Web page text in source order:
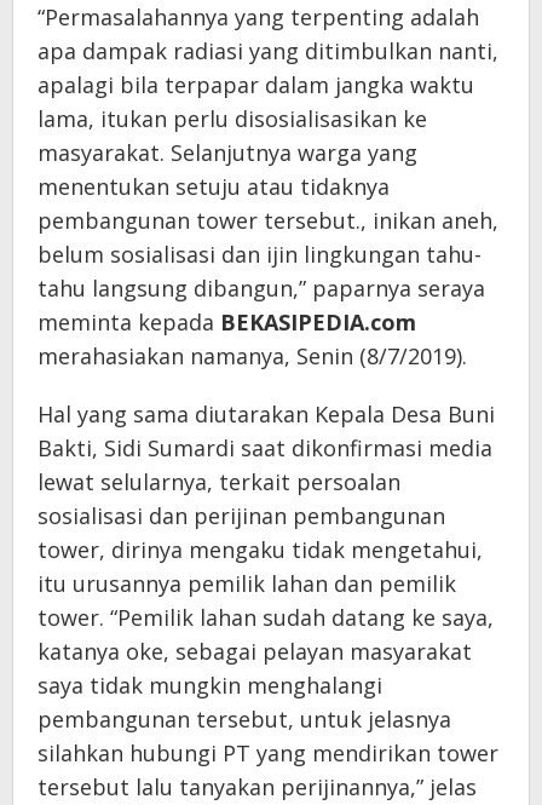
“Permasalahannya yang terpenting adalah
apa dampak radiasi yang ditimbulkan nanti,
apalagi bila terpapar dalam jangka waktu
lama, itukan perlu disosialisasikan ke
masyarakat. Selanjutnya warga yang
menentukan setuju atau tidaknya
pembangunan tower tersebut., inikan aneh,
belum sosialisasi dan ijin lingkungan tahu-
tahu langsung dibangun,” paparnya seraya
meminta kepada BEKASIPEDIA.com
merahasiakan namanya, Senin (8/7/2019).
Hal yang sama diutarakan Kepala Desa Buni
Bakti, Sidi Sumardi saat dikonfirmasi media
lewat selularnya, terkait persoalan
sosialisasi dan perijinan pembangunan
tower, dirinya mengaku tidak mengetahui,
itu urusannya pemilik lahan dan pemilik
tower. “Pemilik lahan sudah datang ke saya,
katanya oke, sebagai pelayan masyarakat
saya tidak mungkin menghalangi
pembangunan tersebut, untuk jelasnya
silahkan hubungi PT yang mendirikan tower
tersebut lalu tanyakan perijinannya,” jelas